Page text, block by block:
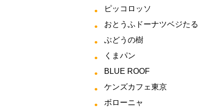
ピッコロッソ
おとうふドーナツベジたる
ぶどうの樹
くまパン
BLUE ROOF
ケンズカフェ東京
ボローニャ